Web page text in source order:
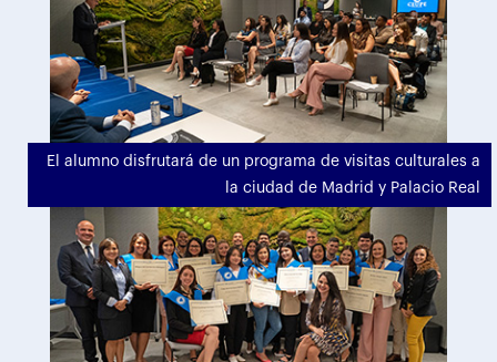
El alumno disfrutará de un programa de visitas culturales a
la ciudad de Madrid y Palacio Real